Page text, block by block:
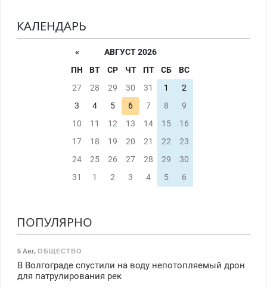
КАЛЕНДАРЬ
«
АВГУСТ 2026
ПН
ВТ СР ЧТ ПТ СБ
ВС
27
28 29 30 31 1
2
3
4 5 6 7 8
9
10
11 12 13 14 15
16
17
18 19 20 21 22
23
24
25 26 27 28 29
30
31
1 2 3 4 5 6
ПОПУЛЯРНО
5 Авг, ОБЩЕСТВО
В Волгограде спустили на воду непотопляемый дрон
для патрулирования рек